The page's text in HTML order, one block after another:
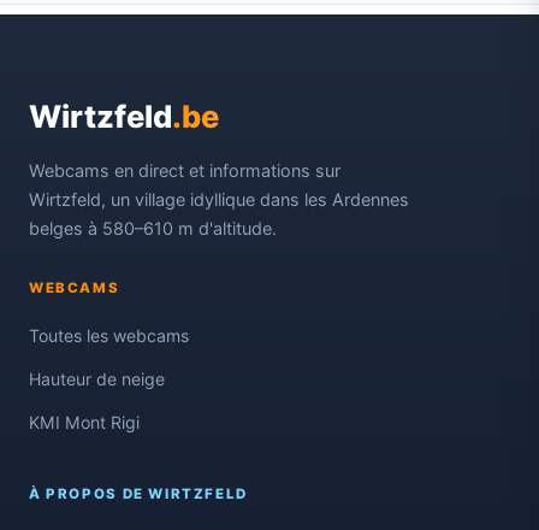
Wirtzfeld.be
Webcams en direct et informations sur
Wirtzfeld, un village idyllique dans les Ardennes
belges à 580–610 m d'altitude.
WEBCAMS
Toutes les webcams
Hauteur de neige
KMI Mont Rigi
À PROPOS DE WIRTZFELD